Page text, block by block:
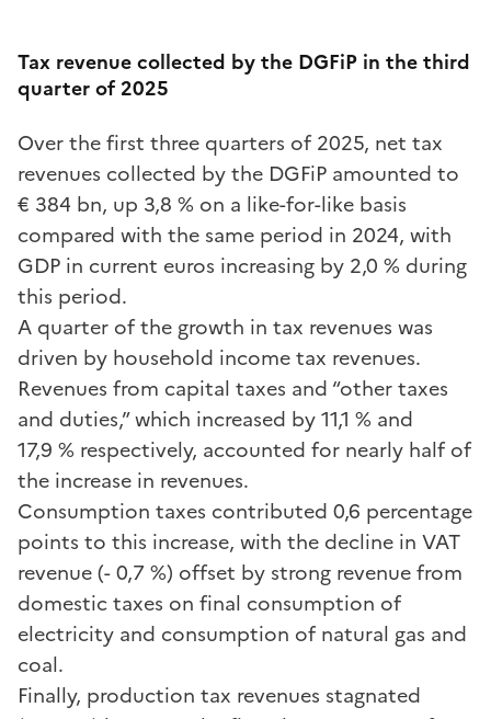
Tax revenue collected by the DGFiP in the third
quarter of 2025
Over the first three quarters of 2025, net tax
revenues collected by the DGFiP amounted to
€ 384 bn, up 3,8 % on a like-for-like basis
compared with the same period in 2024, with
GDP in current euros increasing by 2,0 % during
this period.
A quarter of the growth in tax revenues was
driven by household income tax revenues.
Revenues from capital taxes and “other taxes
and duties,” which increased by 11,1 % and
17,9 % respectively, accounted for nearly half of
the increase in revenues.
Consumption taxes contributed 0,6 percentage
points to this increase, with the decline in VAT
revenue (- 0,7 %) offset by strong revenue from
domestic taxes on final consumption of
electricity and consumption of natural gas and
coal.
Finally, production tax revenues stagnated